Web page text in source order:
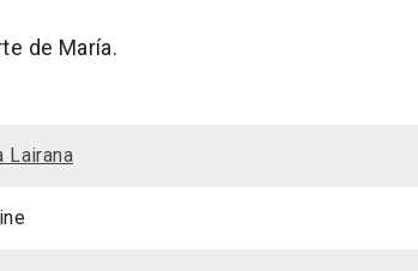
de María.
Lairana